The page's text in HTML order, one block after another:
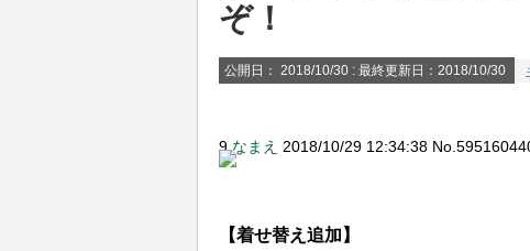
【アズレン】？？？「メイドイベン
ジャベリンさんにクソリプ飛ばす指
冷静に対処するジャベリンwwwww
【アズレン】１１章までいってんな
ぞ！
公開日： 2018/10/30 : 最終更新日：2018/10/30
9なまえ 2018/10/29 12:34:38
【着せ替え追加】